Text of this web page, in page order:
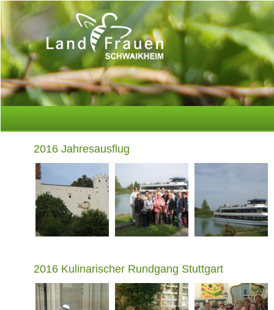
2016 Jahresausflug
2016 Kulinarischer Rundgang Stuttgart